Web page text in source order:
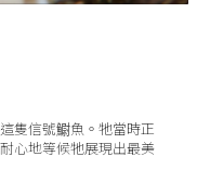
隻信號䲁魚。牠當時正
心地等候牠展現出最美